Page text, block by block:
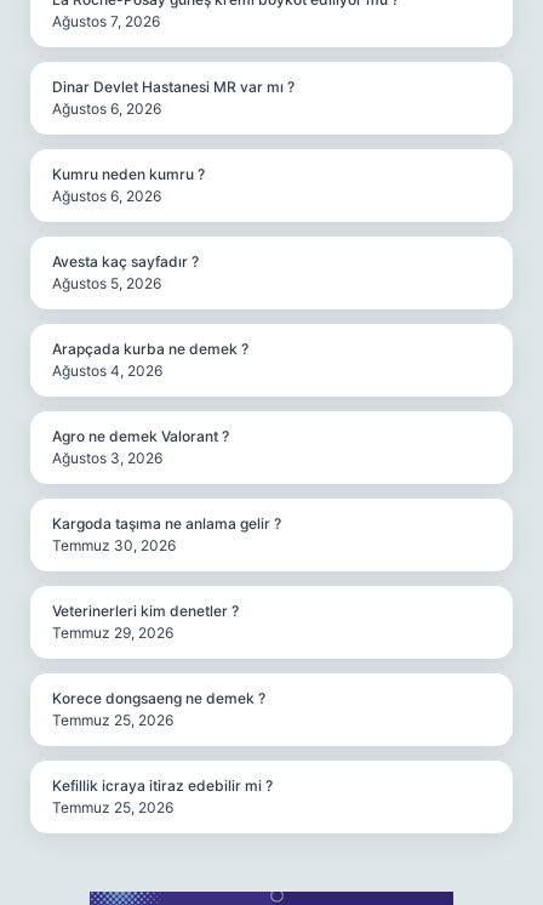
Ağustos 7, 2026
Dinar Devlet Hastanesi MR var mı ?
Ağustos 6, 2026
Kumru neden kumru ?
Ağustos 6, 2026
Avesta kaç sayfadır ?
Ağustos 5, 2026
Arapçada kurba ne demek ?
Ağustos 4, 2026
Agro ne demek Valorant ?
Ağustos 3, 2026
Kargoda taşıma ne anlama gelir ?
Temmuz 30, 2026
Veterinerleri kim denetler ?
Temmuz 29, 2026
Korece dongsaeng ne demek ?
Temmuz 25, 2026
Kefillik icraya itiraz edebilir mi ?
Temmuz 25, 2026